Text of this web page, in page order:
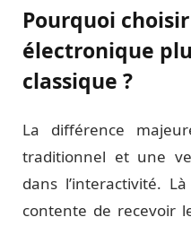
Pourquoi
électronique
classique ?
La différence
traditionnel et une
dans l’interactivité.
contente de recevoir